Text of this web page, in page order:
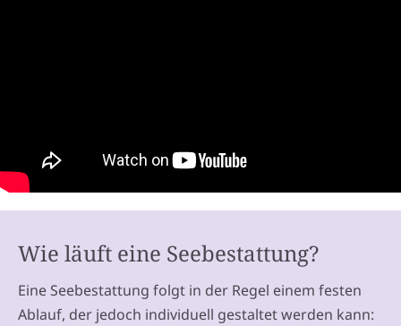
Wie läuft eine Seebestattung?
Eine Seebestattung folgt in der Regel einem festen
Ablauf, der jedoch individuell gestaltet werden kann: